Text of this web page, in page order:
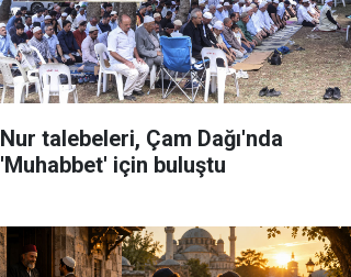
Nur talebeleri, Çam Dağı'nda
'Muhabbet' için buluştu